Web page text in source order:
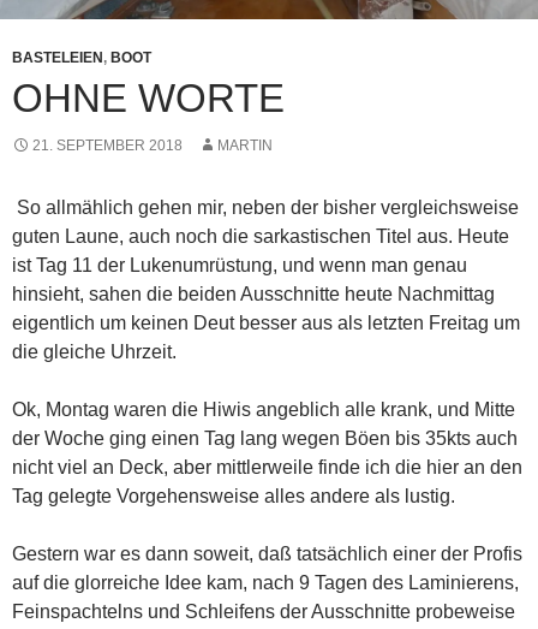
BASTELEIEN , BOOT
OHNE WORTE
21. SEPTEMBER 2018 MARTIN
So allmählich gehen mir, neben der bisher vergleichsweise
guten Laune, auch noch die sarkastischen Titel aus. Heute
ist Tag 11 der Lukenumrüstung, und wenn man genau
hinsieht, sahen die beiden Ausschnitte heute Nachmittag
eigentlich um keinen Deut besser aus als letzten Freitag um
die gleiche Uhrzeit.
Ok, Montag waren die Hiwis angeblich alle krank, und Mitte
der Woche ging einen Tag lang wegen Böen bis 35kts auch
nicht viel an Deck, aber mittlerweile finde ich die hier an den
Tag gelegte Vorgehensweise alles andere als lustig.
Gestern war es dann soweit, daß tatsächlich einer der Profis
auf die glorreiche Idee kam, nach 9 Tagen des Laminierens,
Feinspachtelns und Schleifens der Ausschnitte probeweise